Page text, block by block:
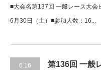
■大会名第137回 一般レース大
6月30日（土）■参加人数：16...
6.16
第136回 一般